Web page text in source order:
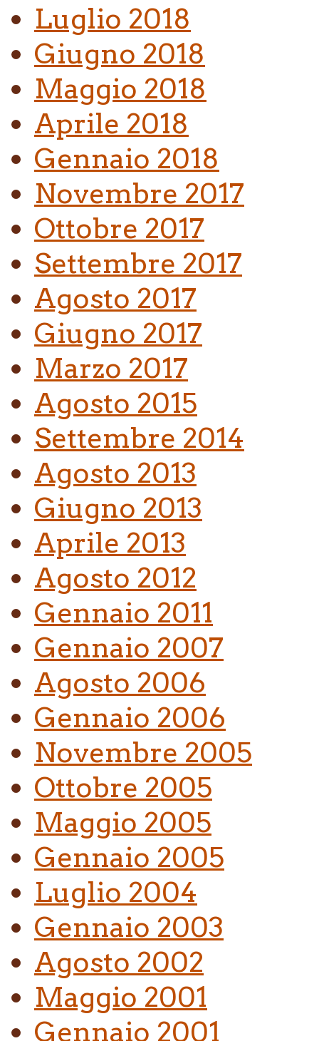
Luglio 2018
Giugno 2018
Maggio 2018
Aprile 2018
Gennaio 2018
Novembre 2017
Ottobre 2017
Settembre 2017
Agosto 2017
Giugno 2017
Marzo 2017
Agosto 2015
Settembre 2014
Agosto 2013
Giugno 2013
Aprile 2013
Agosto 2012
Gennaio 2011
Gennaio 2007
Agosto 2006
Gennaio 2006
Novembre 2005
Ottobre 2005
Maggio 2005
Gennaio 2005
Luglio 2004
Gennaio 2003
Agosto 2002
Maggio 2001
Gennaio 2001